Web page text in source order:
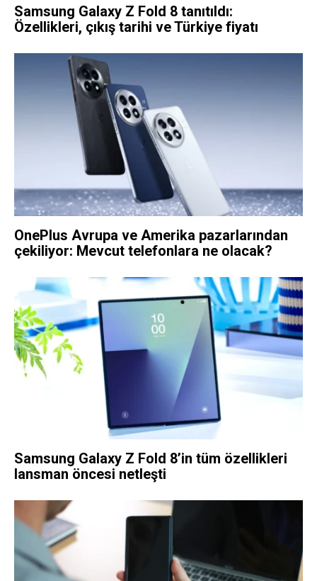
Samsung Galaxy Z Fold 8 tanıtıldı:
Özellikleri, çıkış tarihi ve Türkiye fiyatı
OnePlus Avrupa ve Amerika pazarlarından
çekiliyor: Mevcut telefonlara ne olacak?
Samsung Galaxy Z Fold 8’in tüm özellikleri
lansman öncesi netleşti